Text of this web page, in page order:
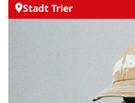
Stadt Trier